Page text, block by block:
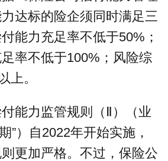
达标的险企须同时满足三
能力充足率不低于50%；
率不低于100%；风险综
上。
能力监管规则（Ⅱ）（业
”）自2022年开始实施，
更加严格。不过，保险公